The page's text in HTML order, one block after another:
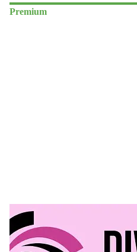
Premium
Divadelní Mlýn